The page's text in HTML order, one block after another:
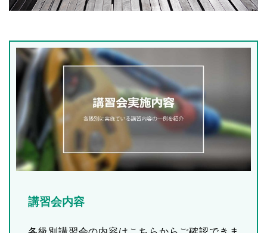
講習会内容